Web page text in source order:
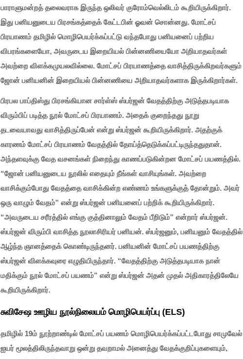
பாராளுமன்றத் தலைவராக இருந்த ஒலிவர் குரோம்வெல்லிடம் கூறியிருக்கிறார்.
இது பனியனுடைய பிரசங்கத்தைக் கேட்டபின் ஓவன் சொன்னது. மோட்சப்
பிரயாணம் தமிழில் மொழிபெயர்க்கப்பட்டு வந்தபோது பனியனைப் பற்றிய
விபரங்களையோ, அவருடைய இறையியல் பின்னணியையோ அறியாதவர்கள்
அவற்றை விளக்கமுயலவில்லை. மோட்சப் பிரயாணத்தை வாசித்திருக்கிறவர்களும்
ஜோன் பனியனின் இறையியல் பின்னணியை அறியாதவர்களாக இருக்கிறார்கள்.
பிரபல பாப்திஸ்து பிரசங்கியான சார்ள்ஸ் ஸ்பர்ஜன் வேதத்திற்கு அடுத்தபடியாக
விரும்பிப் படித்த நூல் மோட்சப் பிரயாணம். அதைக் குறைந்தது நூறு
தடவையாவது வாசித்திருப்பேன் என்று ஸ்பர்ஜன் கூறியிருக்கிறார். அதற்குக்
காரணம் மோட்சப் பிரயாணம் வேதத்தில் தோய்த்தெடுக்கப்பட்டிருந்ததுதான்.
அந்தளவுக்கு வேத வசனங்கள் நிறைந்து காணப்படுகின்றன மோட்சப் பயணத்தில்.
“ஜோன் பனியனுடைய நூலில் எதையும் நீங்கள் வாசியுங்கள். அவற்றை
வாசிக்கும்போது வேதத்தை வாசிக்கின்ற எண்ணம் உங்களுக்குத் தோன்றும். அவர்
ஒரு வாழும் வேதம்” என்று ஸ்பர்ஜன் பனியனைப் பற்றிக் கூறியிருக்கிறார்.
“அவருடைய சரீரத்தில் எங்கு குத்தினாலும் வேதம் பீறிடும்” என்றார் ஸ்பர்ஜன்.
ஸ்பர்ஜன் விரும்பி வாசித்த நூலாசிரியர் பனியன். ஸ்பர்ஜனும், பனியனும் வேதத்தில்
ஆழ்ந்த ஞானத்தைக் கொண்டிருந்தனர். பனியனின் மோட்சப் பயணத்திற்கு
ஸ்பர்ஜன் விளக்கவுரை எழுதியிருந்தார். “வேதத்திற்கு அடுத்தபடியாக நான்
மதிக்கும் நூல் மோட்சப் பயணம்” என்று ஸ்பர்ஜன் அதன் முதல் அதிகாரத்திலேயே
கூறியிருக்கிறார்.
சுவிசேஷ ஊழிய நூல்நிலையம் மொழிபெயர்ப்பு (ELS)
தமிழில் 19ம் நூற்றாண்டில் மோட்சப் பயணம் மொழிபெயர்க்கப்பட்டபோது சாமுவேல்
ஐயர் மூலத்திலிருந்தவாறு ஒன்று தவறாமல் அனைத்து வேதக்குறிப்புகளையும்,